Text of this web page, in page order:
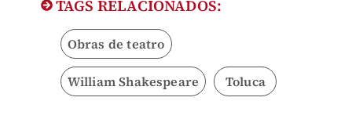
TAGS RELACIONADOS:
Obras de teatro
William Shakespeare Toluca